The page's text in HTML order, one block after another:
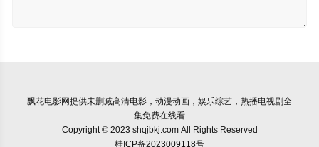
飘花电影网提供未删减高清电影，动漫动画，娱乐综艺，热播电视剧全
集免费在线看
Copyright © 2023 shqjbkj.com All Rights Reserved
桂ICP备2023009118号